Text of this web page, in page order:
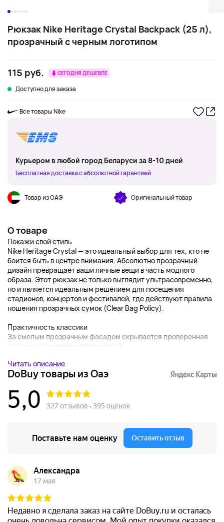
Рюкзак Nike Heritage Crystal Backpack (25 л),
прозрачный с черным логотипом
115 руб. СЕГОДНЯ ДЕШЕВЛЕ
Доступно для заказа
Все товары Nike
Курьером в любой город Беларуси за 8-10 дней
Бесплатная доставка с абсолютной гарантией
Товар из ОАЭ Оригинальный товар
О товаре
Покажи свой стиль
Nike Heritage Crystal — это идеальный выбор для тех, кто не
боится быть в центре внимания. Абсолютно прозрачный
дизайн превращает ваши личные вещи в часть модного
образа. Этот рюкзак не только выглядит ультрасовременно,
но и является идеальным решением для посещения
стадионов, концертов и фестивалей, где действуют правила
ношения прозрачных сумок (Clear Bag Policy).
Практичность классики
За смелым прозрачным фасадом скрывается проверенная
годами эргономика классической...
Читать описание